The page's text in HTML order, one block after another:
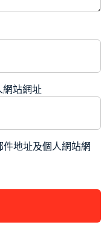
網站網址
地址及個人網站網